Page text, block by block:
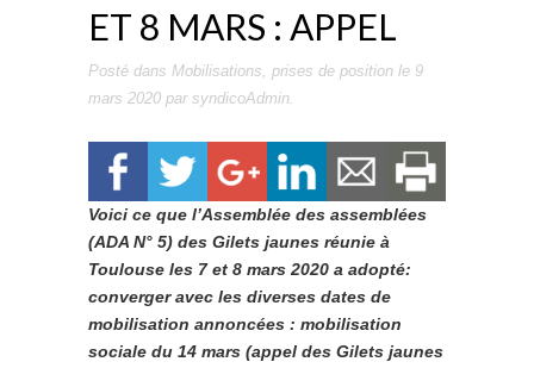
ET 8 MARS : APPEL
Posté dans Mobilisations, prises de position le 9
mars 2020 par syndicoAdmin.
Voici ce que l’Assemblée des assemblées
(ADA N° 5) des Gilets jaunes réunie à
Toulouse les 7 et 8 mars 2020 a adopté:
converger avec les diverses dates de
mobilisation annoncées : mobilisation
sociale du 14 mars (appel des Gilets jaunes